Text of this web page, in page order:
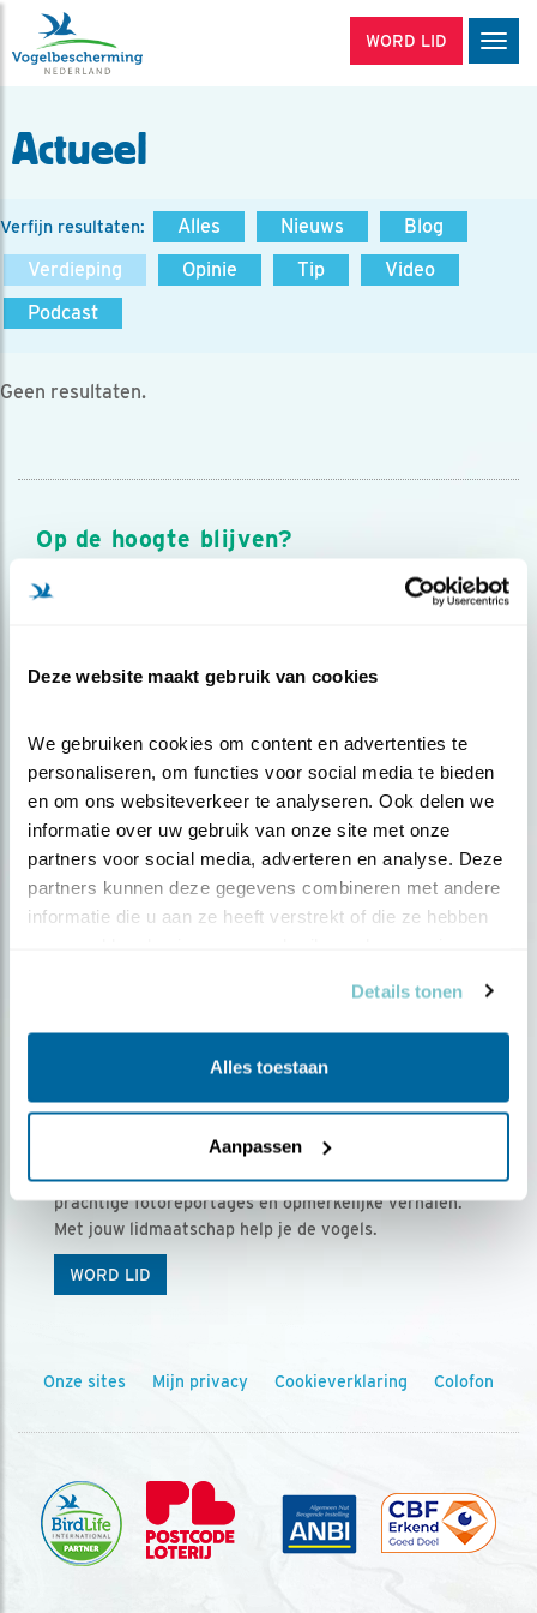
Deze website maakt gebruik van cookies
We gebruiken cookies om content en advertenties te
personaliseren, om functies voor social media te bieden
en om ons websiteverkeer te analyseren. Ook delen we
informatie over uw gebruik van onze site met onze
partners voor social media, adverteren en analyse. Deze
partners kunnen deze gegevens combineren met andere
informatie die u aan ze heeft verstrekt of die ze hebben
Details tonen
Alles toestaan
Aanpassen
WORD LID
Actueel
Verfijn resultaten: Alles Nieuws
Blog
Verdieping
Opinie Tip
Video
Podcast
Geen resultaten.
Op de hoogte blijven?
Meld je aan en ontvang nieuws, inspiratie, acties en tips
over vogels en activiteiten van Vogelbescherming.
Ontvang 5 x Vogels voor € 36,00 per jaar
Vogels is het tijdschrift voor onze leden, met
prachtige fotoreportages en opmerkelijke verhalen.
Met jouw lidmaatschap help je de vogels.
WORD LID
Onze sites Mijn privacy Cookieverklaring Colofon